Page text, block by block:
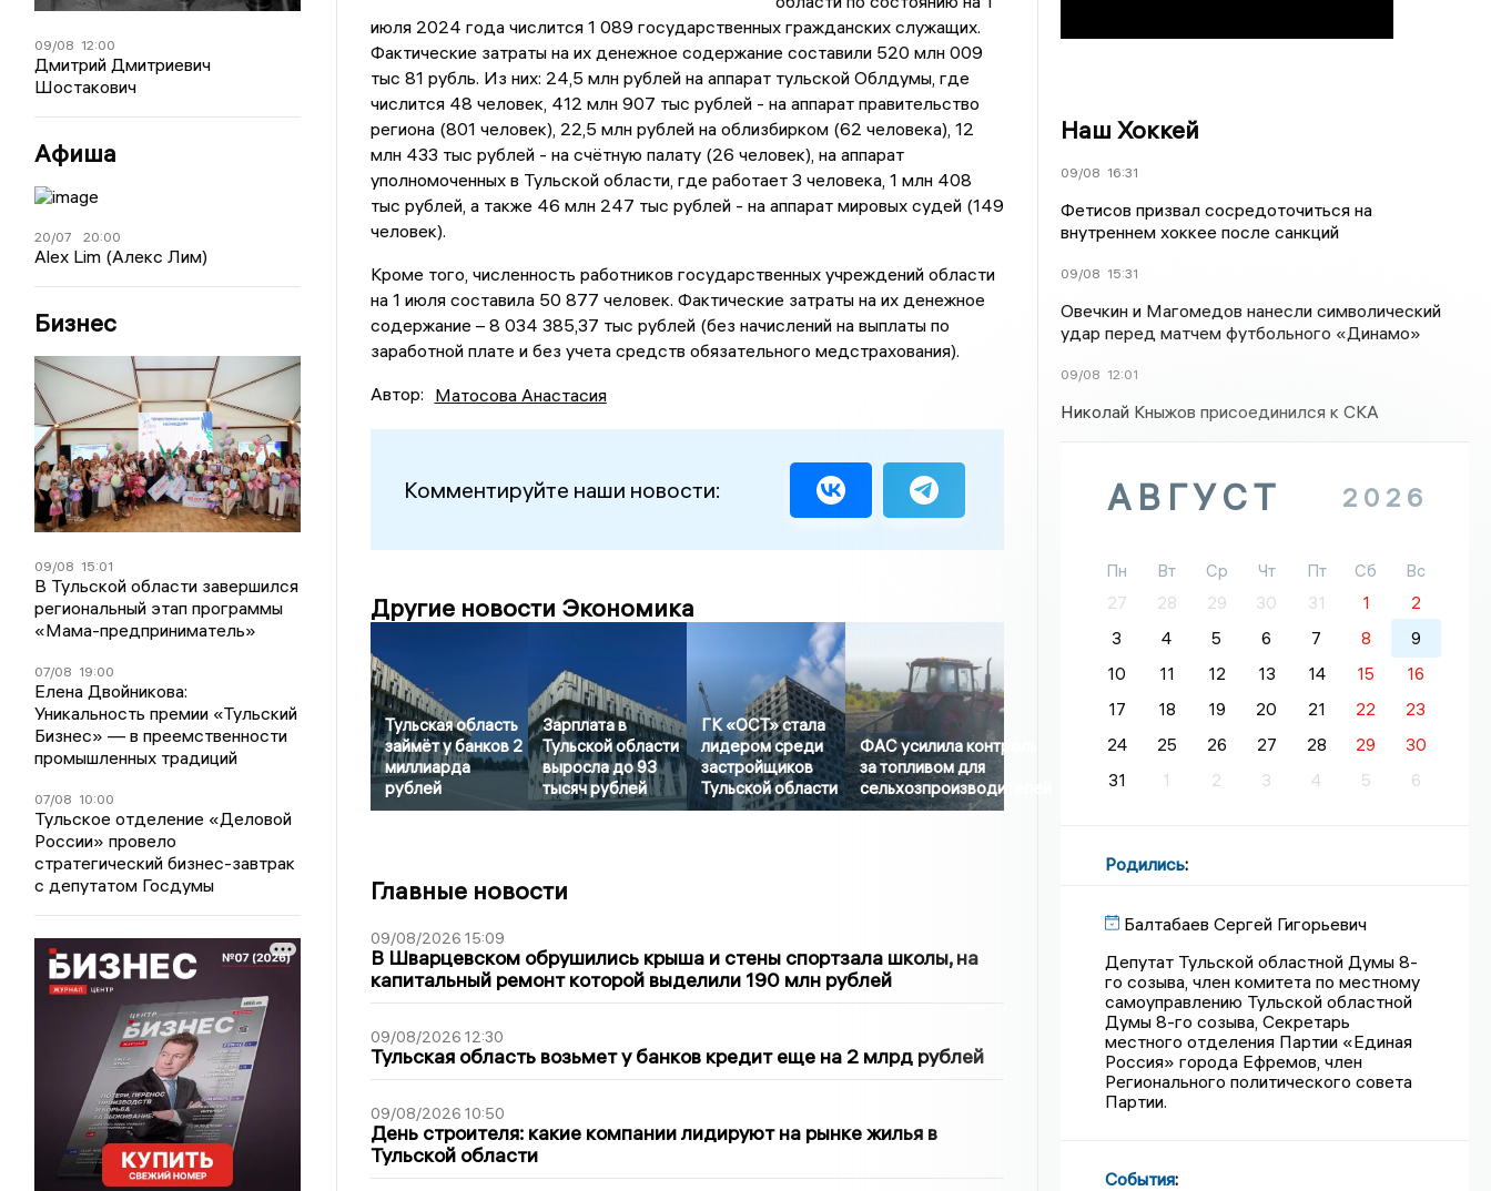
09/08 12:00
Дмитрий Дмитриевич
Шостакович
Афиша
20/07 20:00
Alex Lim (Алекс Лим)
Бизнес
09/08 15:01
В Тульской области завершился
региональный этап программы
«Мама-предприниматель»
07/08 19:00
Елена Двойникова:
Уникальность премии «Тульский
Бизнес» — в преемственности
промышленных традиций
07/08 10:00
Тульское отделение «Деловой
России» провело
стратегический бизнес-завтрак
с депутатом Госдумы
июля 2024 года числится 1 089 государственных гражданских служащих.
Фактические затраты на их денежное содержание составили 520 млн 009
тыс 81 рубль. Из них: 24,5 млн рублей на аппарат тульской Облдумы, где
числится 48 человек, 412 млн 907 тыс рублей - на аппарат правительство
региона (801 человек), 22,5 млн рублей на облизбирком (62 человека), 12
млн 433 тыс рублей - на счётную палату (26 человек), на аппарат
уполномоченных в Тульской области, где работает 3 человека, 1 млн 408
тыс рублей, а также 46 млн 247 тыс рублей - на аппарат мировых судей (149
человек).
Кроме того, численность работников государственных учреждений области
на 1 июля составила 50 877 человек. Фактические затраты на их денежное
содержание – 8 034 385,37 тыс рублей (без начислений на выплаты по
заработной плате и без учета средств обязательного медстрахования).
Автор: Матосова Анастасия
Комментируйте наши новости:
Другие новости Экономика
Тульская область
займёт у банков 2
миллиарда
рублей
Зарплата в
Тульской области
выросла до 93
тысяч рублей
ГК «ОСТ» стала
лидером среди
застройщиков
Тульской области
ФАС усилила контроль
за топливом для
сельхозпроизводителей
Главные новости
09/08/2026 15:09
В Шварцевском обрушились крыша и стены спортзала школы, на
капитальный ремонт которой выделили 190 млн рублей
09/08/2026 12:30
Тульская область возьмет у банков кредит еще на 2 млрд рублей
09/08/2026 10:50
День строителя: какие компании лидируют на рынке жилья в
Тульской области
Наш Хоккей
09/08 16:31
Фетисов призвал сосредоточиться на
внутреннем хоккее после санкций
09/08 15:31
Овечкин и Магомедов нанесли символический
удар перед матчем футбольного «Динамо»
09/08 12:01
Николай Кныжов присоединился к СКА
АВГУСТ 2026
Пн Вт Ср Чт Пт Сб
Вс
27
28 29 30 31 1
2
3
4 5 6 7 8
9
10
11 12 13 14 15
16
17
18 19 20 21 22
23
24
25 26 27 28 29
30
31
1 2 3 4 5 6
Родились:
Балтабаев Сергей Гигорьевич
Депутат Тульской областной Думы 8-
го созыва, член комитета по местному
самоуправлению Тульской областной
Думы 8-го созыва, Секретарь
местного отделения Партии «Единая
Россия» города Ефремов, член
Регионального политического совета
Партии.
События: